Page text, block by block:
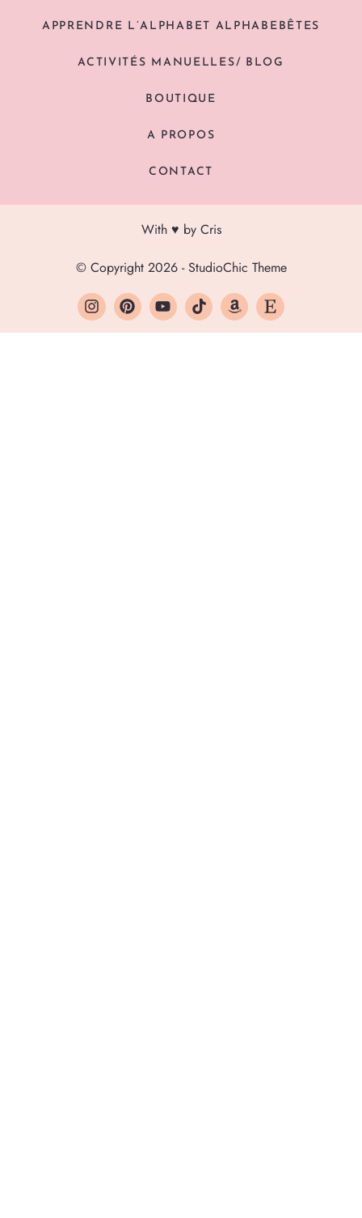
APPRENDRE L’ALPHABET ALPHABEBÊTES
ACTIVITÉS MANUELLES/ BLOG
BOUTIQUE
A PROPOS
CONTACT
With ♥ by Cris
© Copyright 2026 - StudioChic Theme